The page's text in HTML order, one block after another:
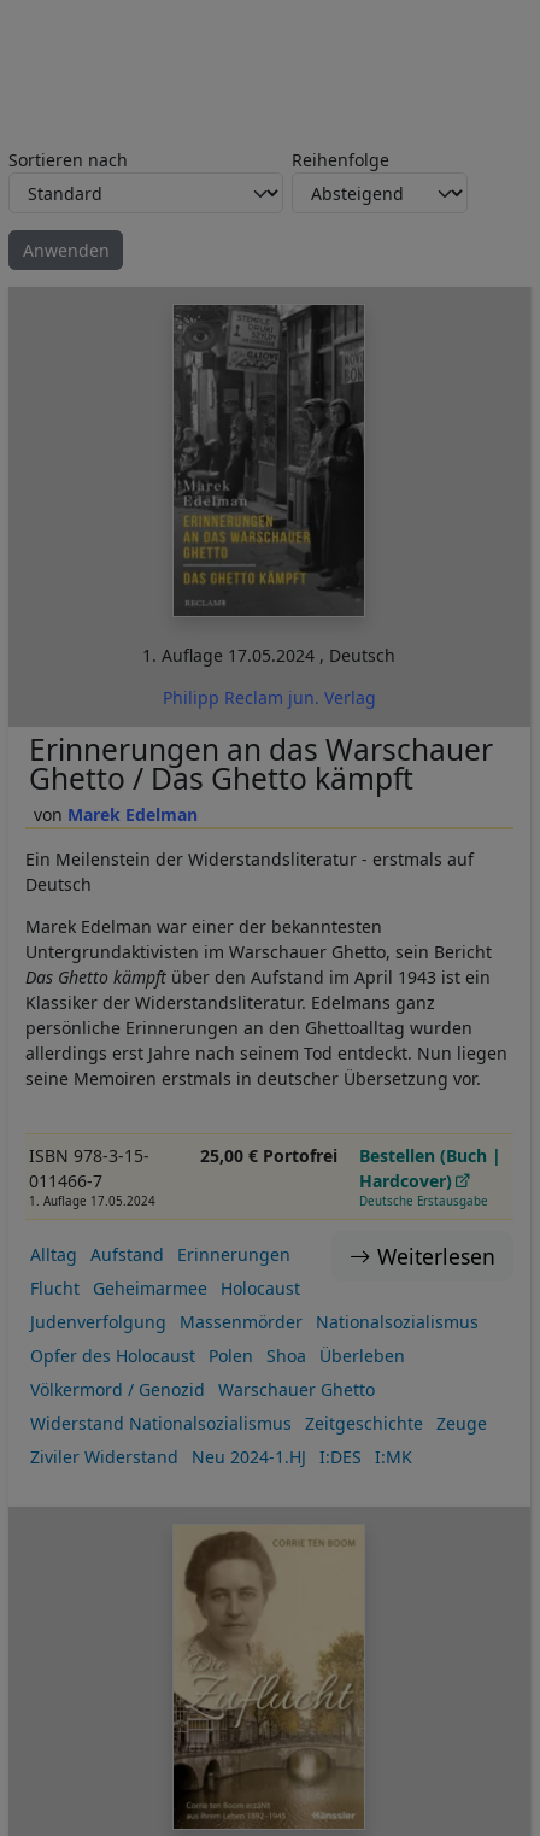
Sortieren nach Reihenfolge
1. Auflage 17.05.2024 , Deutsch
Philipp Reclam jun. Verlag
Marek Edelman
Erinnerungen an das Warschauer
Ghetto / Das Ghetto kämpft
Ein Meilenstein der Widerstandsliteratur - erstmals auf
Deutsch
Marek Edelman war einer der bekanntesten
Untergrundaktivisten im Warschauer Ghetto, sein Bericht
Das Ghetto kämpft über den Aufstand im April 1943 ist ein
Klassiker der Widerstandsliteratur. Edelmans ganz
persönliche Erinnerungen an den Ghettoalltag wurden
allerdings erst Jahre nach seinem Tod entdeckt. Nun liegen
seine Memoiren erstmals in deutscher Übersetzung vor.
ISBN 978-3-15-
011466-7
1. Auflage 17.05.2024
25,00 € Portofrei
Bestellen (Buch |
Hardcover)
Deutsche Erstausgabe
Weiterlesen
Alltag Aufstand
Erinnerungen
Flucht
Geheimarmee
Holocaust
Judenverfolgung
Massenmörder
Nationalsozialismus
Opfer des Holocaust
Polen Shoa
Überleben
Völkermord / Genozid
Warschauer Ghetto
Widerstand Nationalsozialismus
Zeitgeschichte
Zeuge
Ziviler Widerstand
Neu 2024-1.HJ I:DES I:MK